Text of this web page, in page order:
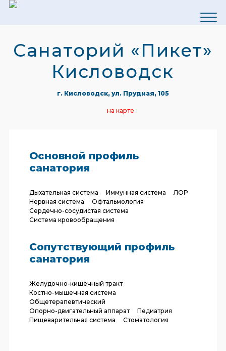
Санаторий «Пикет»
Кисловодск
г. Кисловодск, ул. Прудная, 105
на карте
Основной профиль
санатория
Дыхательная система Иммунная система
ЛОР
Нервная система
Офтальмология
Сердечно-сосудистая система
Система кровообращения
Сопутствующий профиль
санатория
Желудочно-кишечный тракт
Костно-мышечная система
Общетерапевтический
Опорно-двигательный аппарат
Педиатрия
Пищеварительная система
Стоматология